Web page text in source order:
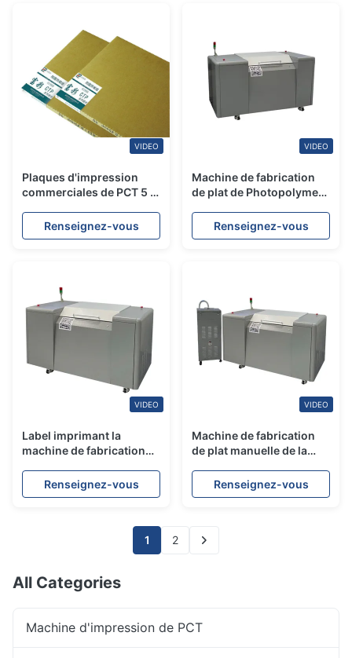
VIDEO
Plaques d'impression
commerciales de PCT 5 -
au four. 27/0. épaisseur
de 15MM
Renseignez-vous
VIDEO
Machine de fabrication
de plat de Photopolymer
d'impression zip-lock de
Flexo de sac faisant la
Renseignez-vous
VIDEO
Label imprimant la
machine de fabrication
2400/4000DPI Flexo de
Flexo PCT
Renseignez-vous
VIDEO
Machine de fabrication
de plat manuelle de la
monophasé 830nm Flexo
PCT
Renseignez-vous
1 2
All Categories
Machine d'impression de PCT